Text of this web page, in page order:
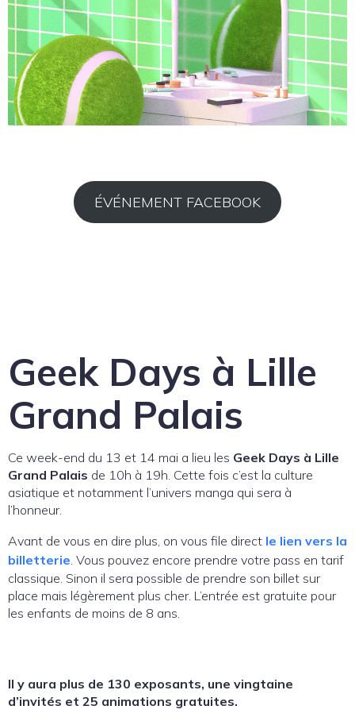
ÉVÉNEMENT FACEBOOK
Geek Days à Lille
Grand Palais
Ce week-end du 13 et 14 mai a lieu les Geek Days à Lille
Grand Palais de 10h à 19h. Cette fois c’est la culture
asiatique et notamment l’univers manga qui sera à
l’honneur.
Avant de vous en dire plus, on vous file direct le lien vers la
billetterie . Vous pouvez encore prendre votre pass en tarif
classique. Sinon il sera possible de prendre son billet sur
place mais légèrement plus cher. L’entrée est gratuite pour
les enfants de moins de 8 ans.
Il y aura plus de 130 exposants, une vingtaine
d’invités et 25 animations gratuites.